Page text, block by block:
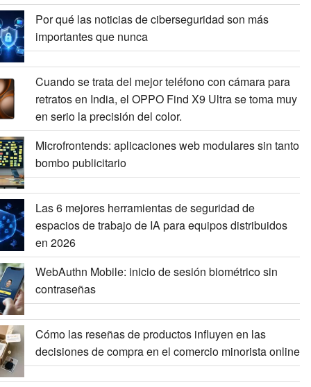
Por qué las noticias de ciberseguridad son más
importantes que nunca
Cuando se trata del mejor teléfono con cámara para
retratos en India, el OPPO Find X9 Ultra se toma muy
en serio la precisión del color.
Microfrontends: aplicaciones web modulares sin tanto
bombo publicitario
Las 6 mejores herramientas de seguridad de
espacios de trabajo de IA para equipos distribuidos
en 2026
WebAuthn Mobile: inicio de sesión biométrico sin
contraseñas
Cómo las reseñas de productos influyen en las
decisiones de compra en el comercio minorista online